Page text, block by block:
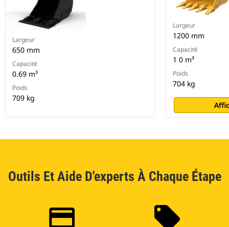
Largeur
650 mm
Capacité
0.69 m³
Poids
709 kg
Largeur
1200 mm
Capacité
1 0 m³
Poids
704 kg
Outils Et Aide D'experts À Chaque Étape